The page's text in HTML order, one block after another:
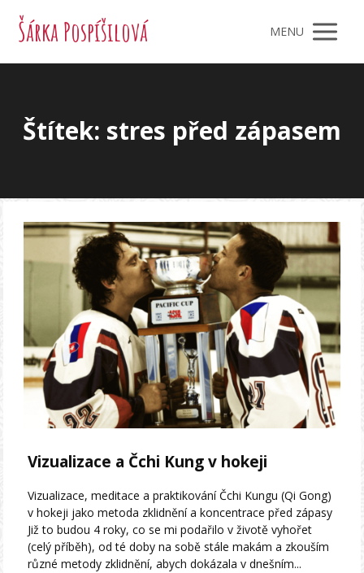
Šárka Pospíšilová MENU
Štítek: stres před zápasem
Vizualizace a Čchi Kung v hokeji
Vizualizace, meditace a praktikování Čchi Kungu (Qi Gong)
v hokeji jako metoda zklidnění a koncentrace před zápasy
Již to budou 4 roky, co se mi podařilo v životě vyhořet
(celý příběh), od té doby na sobě stále makám a zkouším
různé metody zklidnění, abych dokázala v dnešním...